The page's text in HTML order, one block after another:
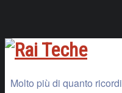
Molto più di quanto ricordi